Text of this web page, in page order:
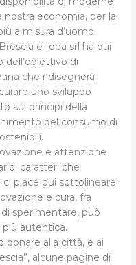
nostra economia, per la
a misura d’uomo.
e Idea srl ha qui
di
che ridisegnerà
uno sviluppo
sui principi della
del consumo di
e attenzione
caratteri che
piace qui sottolineare
e cura, fra
sperimentare, può
più autentica.
donare alla città, e ai
alcune pagine di